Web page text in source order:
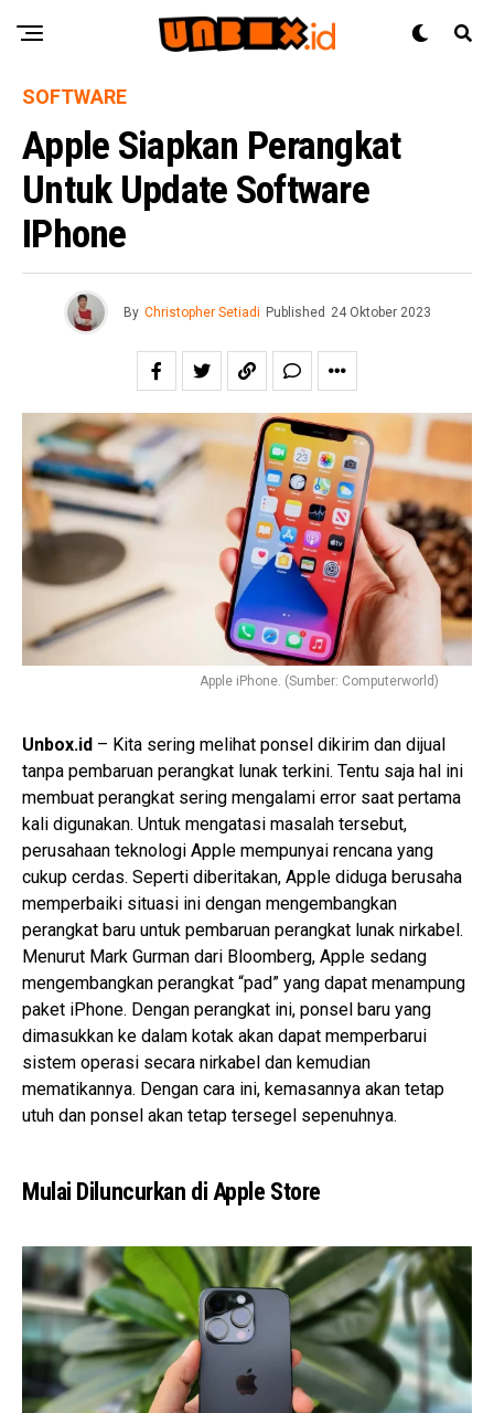
SOFTWARE
Apple Siapkan Perangkat
Untuk Update Software
IPhone
By Christopher Setiadi Published 24 Oktober 2023
Apple iPhone. (Sumber: Computerworld)
Unbox.id – Kita sering melihat ponsel dikirim dan dijual
tanpa pembaruan perangkat lunak terkini. Tentu saja hal ini
membuat perangkat sering mengalami error saat pertama
kali digunakan. Untuk mengatasi masalah tersebut,
perusahaan teknologi Apple mempunyai rencana yang
cukup cerdas. Seperti diberitakan, Apple diduga berusaha
memperbaiki situasi ini dengan mengembangkan
perangkat baru untuk pembaruan perangkat lunak nirkabel.
Menurut Mark Gurman dari Bloomberg, Apple sedang
mengembangkan perangkat “pad” yang dapat menampung
paket iPhone. Dengan perangkat ini, ponsel baru yang
dimasukkan ke dalam kotak akan dapat memperbarui
sistem operasi secara nirkabel dan kemudian
mematikannya. Dengan cara ini, kemasannya akan tetap
utuh dan ponsel akan tetap tersegel sepenuhnya.
Mulai Diluncurkan di Apple Store